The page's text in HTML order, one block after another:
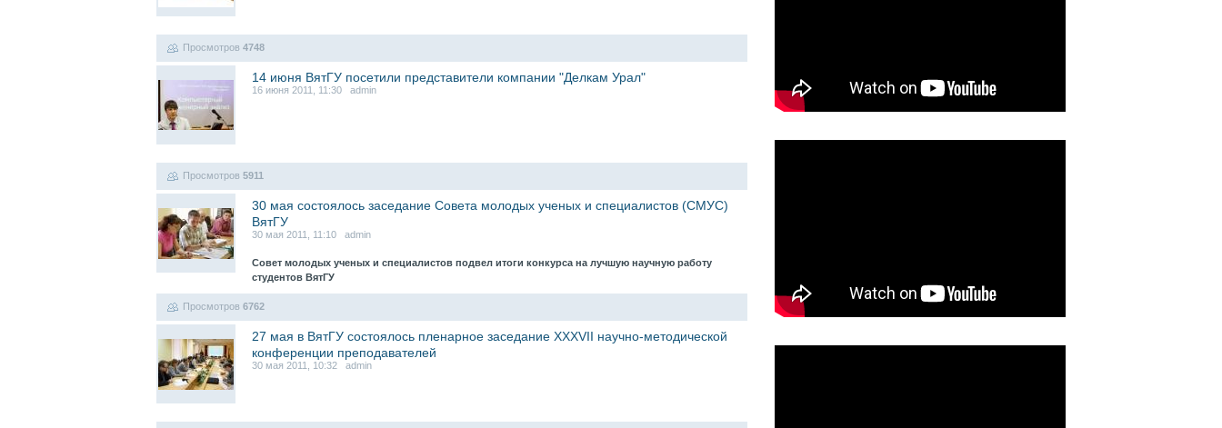
Просмотров 4748
14 июня ВятГУ посетили представители компании "Делкам Урал"
16 июня 2011, 11:30 admin
Просмотров 5911
30 мая состоялось заседание Совета молодых ученых и специалистов (СМУС)
ВятГУ
30 мая 2011, 11:10 admin
Совет молодых ученых и специалистов подвел итоги конкурса на лучшую научную работу
студентов ВятГУ
Просмотров 6762
27 мая в ВятГУ состоялось пленарное заседание XXXVII научно-методической
конференции преподавателей
30 мая 2011, 10:32 admin